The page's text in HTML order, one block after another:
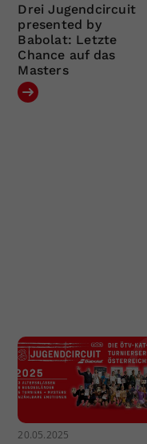
Drei Jugendcircuit
presented by
Babolat: Letzte
Chance auf das
Masters
20.05.2025